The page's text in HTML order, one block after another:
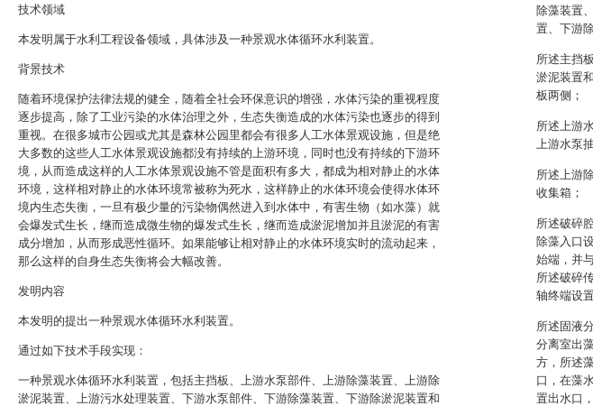
技术领域
本发明属于水利工程设备领域，具体涉及一种景观水体循环水利装置。
背景技术
随着环境保护法律法规的健全，随着全社会环保意识的增强，水体污染的重视程度
逐步提高，除了工业污染的水体治理之外，生态失衡造成的水体污染也逐步的得到
重视。在很多城市公园或尤其是森林公园里都会有很多人工水体景观设施，但是绝
大多数的这些人工水体景观设施都没有持续的上游环境，同时也没有持续的下游环
境，从而造成这样的人工水体景观设施不管是面积有多大，都成为相对静止的水体
环境，这样相对静止的水体环境常被称为死水，这样静止的水体环境会使得水体环
境内生态失衡，一旦有极少量的污染物偶然进入到水体中，有害生物（如水藻）就
会爆发式生长，继而造成微生物的爆发式生长，继而造成淤泥增加并且淤泥的有害
成分增加，从而形成恶性循环。如果能够让相对静止的水体环境实时的流动起来，
那么这样的自身生态失衡将会大幅改善。
发明内容
本发明的提出一种景观水体循环水利装置。
通过如下技术手段实现：
一种景观水体循环水利装置，包括主挡板、上游水泵部件、上游除藻装置、上游除
淤泥装置、上游污水处理装置、下游水泵部件、下游除藻装置、下游除淤泥装置和
除藻装置
置、下游
所述主挡
淤泥装置
板两侧；
所述上游
上游水泵
所述上游
收集箱；
所述破碎
除藻入口
始端，并
所述破碎
轴终端设
所述固液
分离室出
方，所述
口，在藻
置出水口